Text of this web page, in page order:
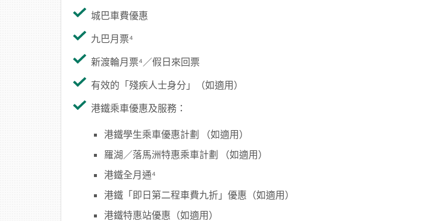
城巴車費優惠
九巴月票⁴
新渡輪月票⁴／假日來回票
有效的「殘疾人士身分」（如適用）
港鐵乘車優惠及服務：
港鐵學生乘車優惠計劃 （如適用）
羅湖／落馬洲特惠乘車計劃 （如適用）
港鐵全月通⁴
港鐵「即日第二程車費九折」優惠（如適用）
港鐵特惠站優惠（如適用）